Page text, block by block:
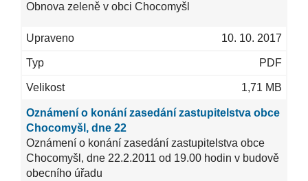
Obnova zeleně v obci Chocomyšl
10. 10. 2017
PDF
1,71 MB
Oznámení o konání zasedání zastupitelstva obce
Chocomyšl, dne 22
Oznámení o konání zasedání zastupitelstva obce
Chocomyšl, dne 22.2.2011 od 19.00 hodin v budově
obecního úřadu